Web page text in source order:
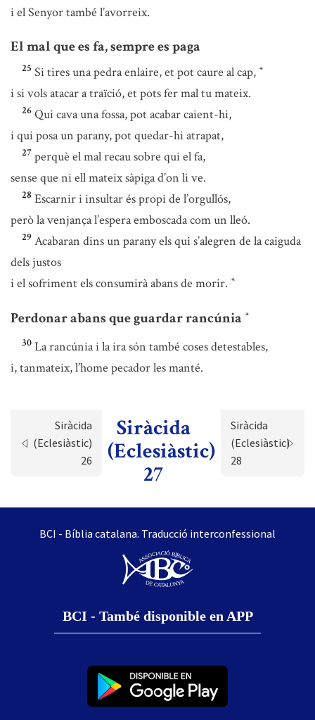
i el Senyor també l’avorreix.
El mal que es fa, sempre es paga
25 Si tires una pedra enlaire, et pot caure al cap, *
i si vols atacar a traïció, et pots fer mal tu mateix.
26 Qui cava una fossa, pot acabar caient-hi,
i qui posa un parany, pot quedar-hi atrapat,
27 perquè el mal recau sobre qui el fa,
sense que ni ell mateix sàpiga d’on li ve.
28 Escarnir i insultar és propi de l’orgullós,
però la venjança l’espera emboscada com un lleó.
29 Acabaran dins un parany els qui s’alegren de la caiguda
dels justos
i el sofriment els consumirà abans de morir. *
Perdonar abans que guardar rancúnia *
30 La rancúnia i la ira són també coses detestables,
i, tanmateix, l’home pecador les manté.
Siràcida
(Eclesiàstic)
26
Siràcida
(Eclesiàstic)
27
Siràcida
(Eclesiàstic)
28
BCI - Bíblia catalana. Traducció interconfessional
BCI - També disponible en APP